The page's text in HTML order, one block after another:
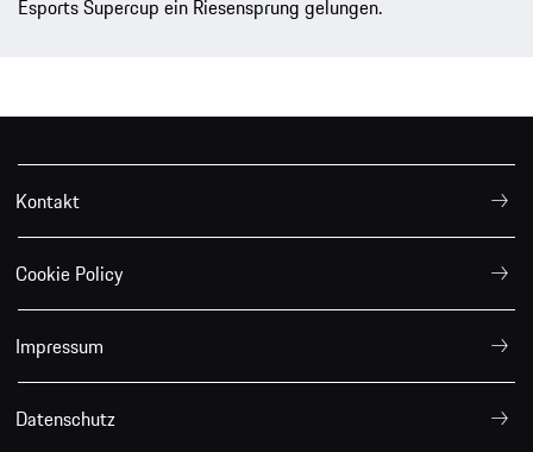
Esports Supercup ein Riesensprung gelungen.
Kontakt
Cookie Policy
Impressum
Datenschutz